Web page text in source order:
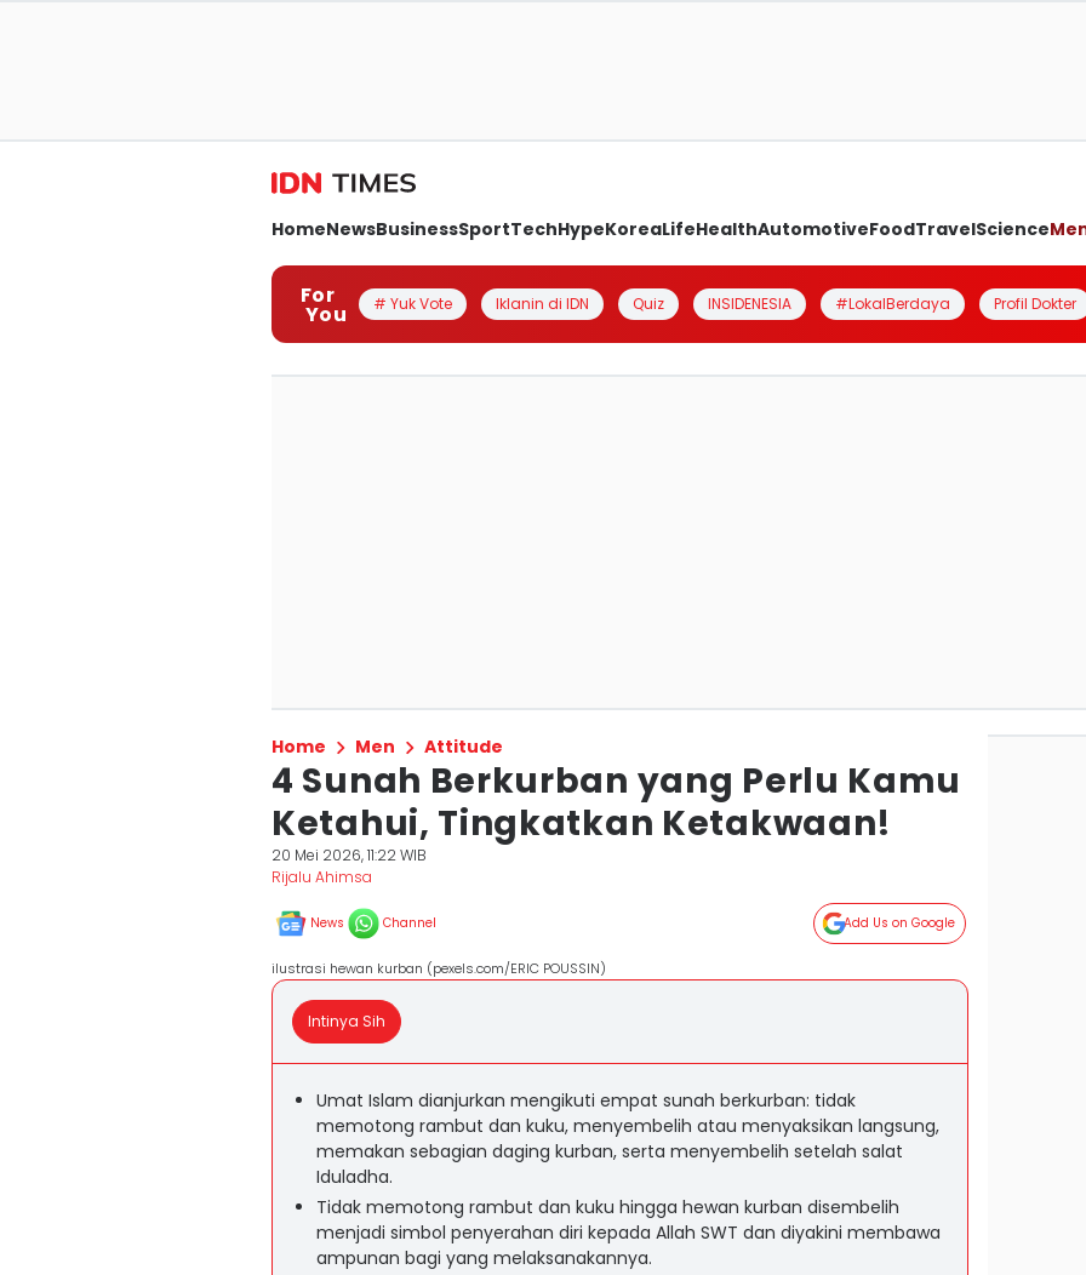
HomeNewsBusinessSportTechHypeKoreaLifeHealthAutomotiveFoodTravelScience
For
You # Yuk Vote Iklanin di IDN Quiz INSIDENESIA #LokalBerdaya Profil Dokter
Home Men Attitude
4 Sunah Berkurban yang Perlu Kamu
Ketahui, Tingkatkan Ketakwaan!
20 Mei 2026, 11:22 WIB
Rijalu Ahimsa
News Channel Add Us on Google
ilustrasi hewan kurban (pexels.com/ERIC POUSSIN)
Intinya Sih
Umat Islam dianjurkan mengikuti empat sunah berkurban: tidak
memotong rambut dan kuku, menyembelih atau menyaksikan langsung,
memakan sebagian daging kurban, serta menyembelih setelah salat
Iduladha.
Tidak memotong rambut dan kuku hingga hewan kurban disembelih
menjadi simbol penyerahan diri kepada Allah SWT dan diyakini membawa
ampunan bagi yang melaksanakannya.